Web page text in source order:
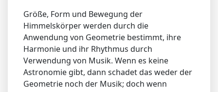
Größe, Form und Bewegung der
Himmelskörper werden durch die
Anwendung von Geometrie bestimmt, ihre
Harmonie und ihr Rhythmus durch
Verwendung von Musik. Wenn es keine
Astronomie gibt, dann schadet das weder der
Geometrie noch der Musik; doch wenn